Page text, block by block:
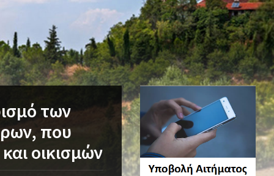
των
που
οικισμών